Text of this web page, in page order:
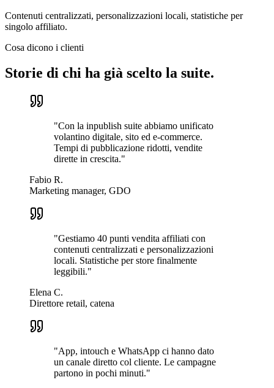
Contenuti centralizzati, personalizzazioni locali, statistiche per
singolo affiliato.
Cosa dicono i clienti
Storie di chi ha già scelto la suite.
"Con la inpublish suite abbiamo unificato
volantino digitale, sito ed e-commerce.
Tempi di pubblicazione ridotti, vendite
dirette in crescita."
Fabio R.
Marketing manager, GDO
"Gestiamo 40 punti vendita affiliati con
contenuti centralizzati e personalizzazioni
locali. Statistiche per store finalmente
leggibili."
Elena C.
Direttore retail, catena
"App, intouch e WhatsApp ci hanno dato
un canale diretto col cliente. Le campagne
partono in pochi minuti."